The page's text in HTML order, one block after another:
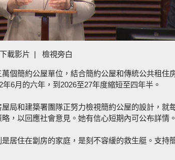
下載影片 檢視旁白
個簡約公屋單位，結合簡約公屋和傳統公共租住
6月的六年，到2026至27年度縮短至四年半。
局和建築署團隊正努力檢視簡約公屋的設計，就
，以回應社會意見。她有信心短期內可公布詳情。
居住在劏房的家庭，是刻不容緩的救生艇。支持